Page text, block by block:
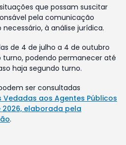
que possam suscitar
pela comunicação
à análise jurídica.
de 4 de julho a 4 de outubro
turno, podendo permanecer até
haja segundo turno.
ser consultadas
aos Agentes Públicos
2026, elaborada pela
.